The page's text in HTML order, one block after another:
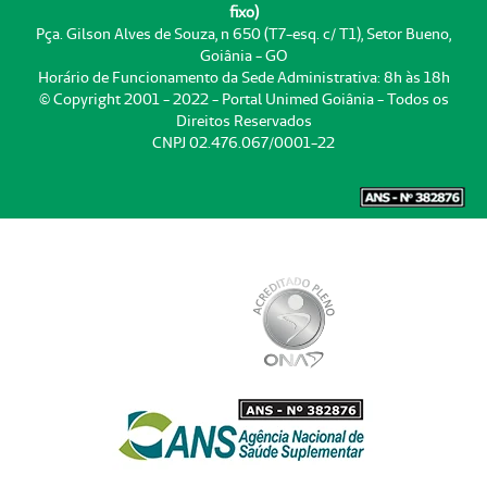
fixo)
Pça. Gilson Alves de Souza, n 650 (T7-esq. c/ T1), Setor Bueno,
Goiânia - GO
Horário de Funcionamento da Sede Administrativa: 8h às 18h
© Copyright 2001 - 2022 - Portal Unimed Goiânia - Todos os
Direitos Reservados
CNPJ 02.476.067/0001-22